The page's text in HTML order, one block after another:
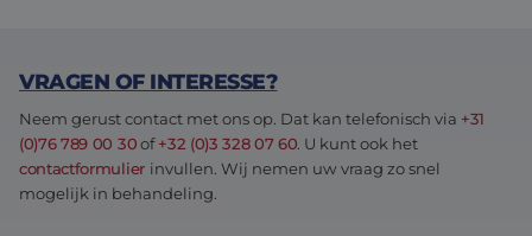
VRAGEN OF INTERESSE?
Neem gerust contact met ons op. Dat kan telefonisch via +31
(0)76 789 00 30of+32 (0)3 328 07 60. U kunt ook het
contactformulier invullen. Wij nemen uw vraag zo snel
mogelijk in behandeling.